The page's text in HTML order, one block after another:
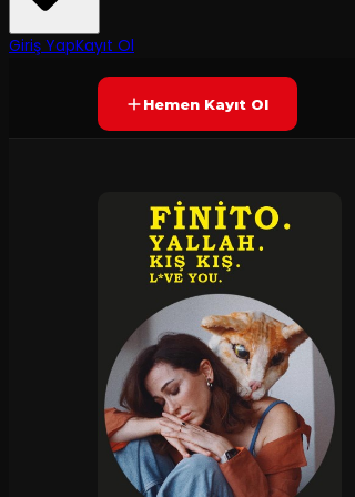
Giriş YapKayıt OlYAKINDA
Hemen Kayıt Ol